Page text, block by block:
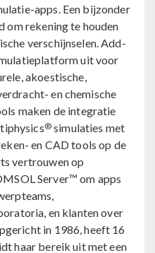
apps. Een bijzonder
om rekening te houden
verschijnselen. Add-
uit voor
akoestische,
en chemische
maken de integratie
®simulaties met
en CAD tools op de
vertrouwen op
Server™ om apps
en klanten over
in 1986, heeft 16
haar bereik uit met een